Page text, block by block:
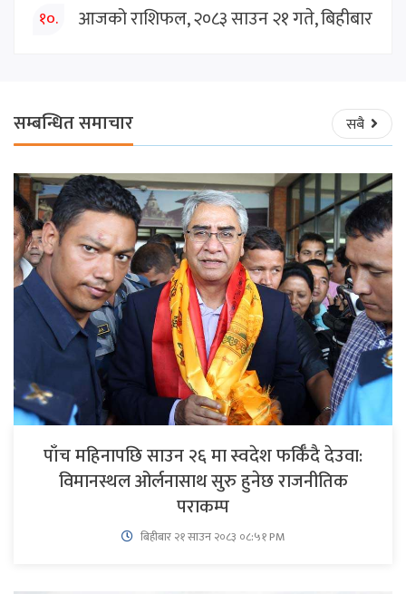
१०. आजको राशिफल, २०८३ साउन २१ गते, बिहीबार
सम्बन्धित समाचार सबै
पाँच महिनापछि साउन २६ मा स्वदेश फर्किँदै देउवा:
विमानस्थल ओर्लनासाथ सुरु हुनेछ राजनीतिक
पराकम्प
बिहीबार २१ साउन २०८३ ०८:५१ PM